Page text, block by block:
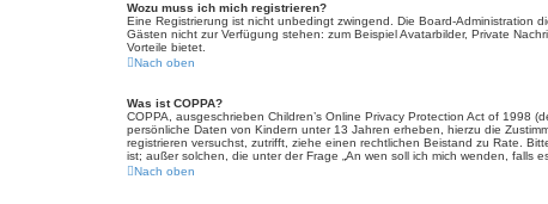
Wozu muss ich mich registrieren?
Eine Registrierung ist nicht unbedingt zwingend. Die Board-Administration
Gästen nicht zur Verfügung stehen: zum Beispiel Avatarbilder, Private
Vorteile bietet.
Nach oben
Was ist COPPA?
COPPA, ausgeschrieben Children’s Online Privacy Protection Act of 1998
persönliche Daten von Kindern unter 13 Jahren erheben, hierzu die
registrieren versuchst, zutrifft, ziehe einen rechtlichen Beistand zu Rate.
ist; außer solchen, die unter der Frage „An wen soll ich mich wenden, falls
Nach oben